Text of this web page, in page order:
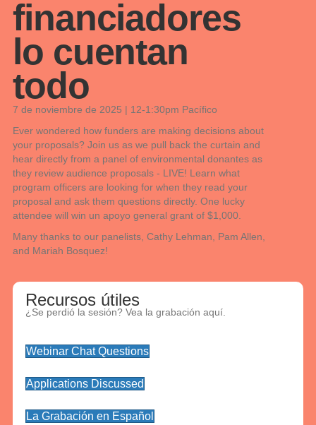
financiadores
lo cuentan
todo
7 de noviembre de 2025 | 12-1:30pm Pacífico
Ever wondered how funders are making decisions about
your proposals? Join us as we pull back the curtain and
hear directly from a panel of environmental donantes as
they review audience proposals - LIVE! Learn what
program officers are looking for when they read your
proposal and ask them questions directly. One lucky
attendee will win un apoyo general grant of $1,000.
Many thanks to our panelists, Cathy Lehman, Pam Allen,
and Mariah Bosquez!
Recursos útiles
¿Se perdió la sesión? Vea la grabación aquí.
Webinar Chat Questions
Applications Discussed
La Grabación en Español